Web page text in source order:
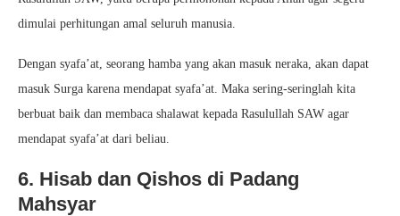
dimulai perhitungan amal seluruh manusia.
Dengan syafa’at, seorang hamba yang akan masuk neraka, akan dapat
masuk Surga karena mendapat syafa’at. Maka sering-seringlah kita
berbuat baik dan membaca shalawat kepada Rasulullah SAW agar
mendapat syafa’at dari beliau.
6. Hisab dan Qishos di Padang
Mahsyar